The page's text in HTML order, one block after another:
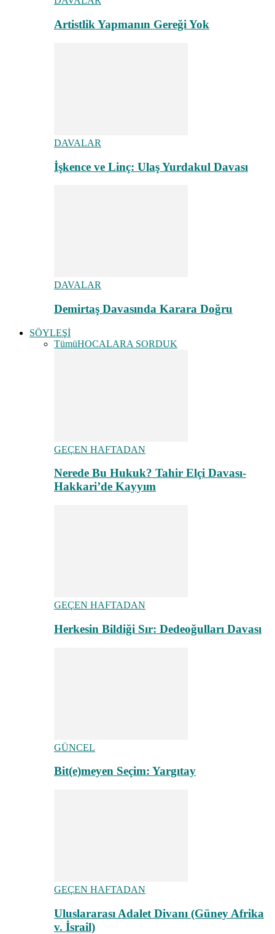
Artistlik Yapmanın Gereği Yok
DAVALAR
İşkence ve Linç: Ulaş Yurdakul Davası
DAVALAR
Demirtaş Davasında Karara Doğru
SÖYLEŞİ
TümüHOCALARA SORDUK
GEÇEN HAFTADAN
Nerede Bu Hukuk? Tahir Elçi Davası-
Hakkari’de Kayyım
GEÇEN HAFTADAN
Herkesin Bildiği Sır: Dedeoğulları Davası
GÜNCEL
Bit(e)meyen Seçim: Yargıtay
GEÇEN HAFTADAN
Uluslararası Adalet Divanı (Güney Afrika
v. İsrail)